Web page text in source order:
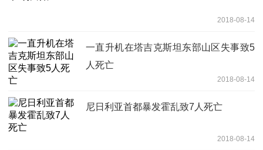
2018-08-14
一直升机在塔吉克斯坦东部山区失事致5
人死亡
2018-08-14
尼日利亚首都暴发霍乱致7人死亡
2018-08-14